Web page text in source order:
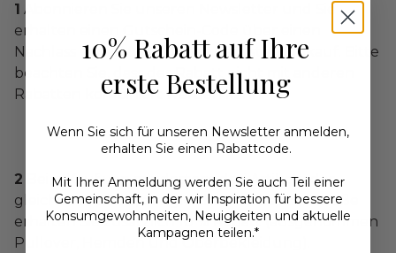
1 Abonnieren Sie unseren Newsletter und Sie
erhalten einen Gutschein-Code über einen
Nachlass von 10 % auf Ihren nächsten Einkauf. Bitte
beachten Sie, dass der Rabatt nicht mit anderen
Rabatten kombiniert werden kann.
2 Beim Kauf von mindestens drei Artikeln des
gleichen Modells, der gleichen Farbe und Größe
erhalten Sie zusätzlich 10 % Rabatt (ausgenommen
Pullover, Hemden und Oberbekleidung).
10% Rabatt auf Ihre
erste Bestellung
Wenn Sie sich für unseren Newsletter anmelden,
erhalten Sie einen Rabattcode.
Mit Ihrer Anmeldung werden Sie auch Teil einer
Gemeinschaft, in der wir Inspiration für bessere
Konsumgewohnheiten, Neuigkeiten und aktuelle
Kampagnen teilen.*